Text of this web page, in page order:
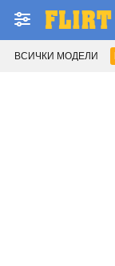
ВСИЧКИ МОДЕЛИ